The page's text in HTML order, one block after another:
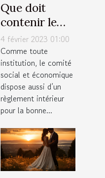
Que doit
contenir le
règlement
intérieur du
CSE ?
4 février 2023 01:00
Comme toute
institution, le comité
social et économique
dispose aussi d’un
règlement intérieur
pour la bonne...